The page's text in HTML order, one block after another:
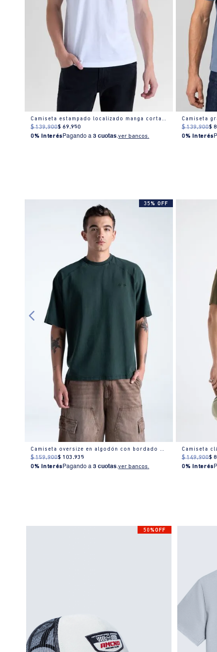
Camiseta estampado localizado manga corta cuello redondo para hombre
$ 139.900$ 69.950
0% Interés Pagando a3 cuotas.ver bancos.
$ 139.900$
0% Interés
35% OFF
Camiseta oversize en algodón con bordado discreto
$ 159.900$ 103 .935
0% Interés Pagando a3 cuotas.ver bancos.
$ 149.900$
0% Interés
50%OFF